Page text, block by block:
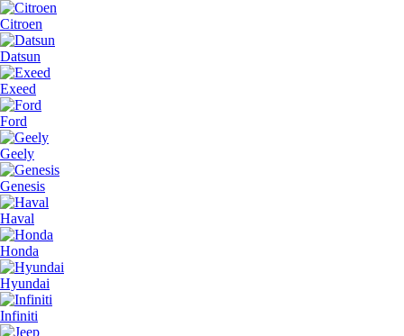
Citroen
Datsun
Exeed
Ford
Geely
Genesis
Haval
Honda
Hyundai
Infiniti